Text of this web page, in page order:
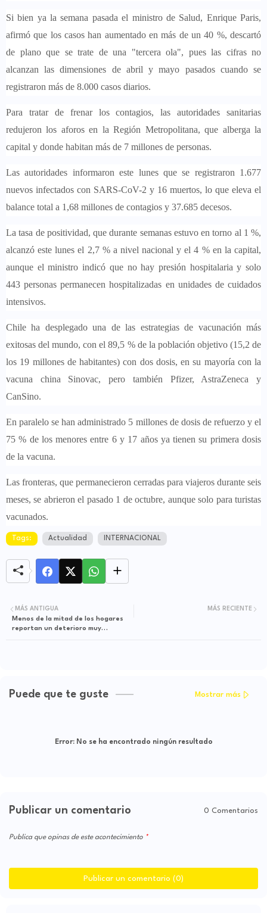
Si bien ya la semana pasada el ministro de Salud, Enrique Paris,
afirmó que los casos han aumentado en más de un 40 %, descartó
de plano que se trate de una "tercera ola", pues las cifras no
alcanzan las dimensiones de abril y mayo pasadoscuando se
registraron más de 8.000 casos diarios.
Para tratar de frenar los contagios,las autoridades sanitarias
redujeron los aforos en la Región Metropolitana, que alberga la
capital y donde habitan más de 7 millones de personas.
Las autoridades informaron este lunes quese registraron 1.677
nuevos infectados con SARS-CoV-2 y 16 muertos, lo que eleva el
balance total a 1,68 millones de contagios y 37.685 decesos.
La tasa de positividad, que durante semanas estuvo en torno al 1 %,
alcanzó este lunes el 2,7 % a nivel nacional y el 4 % en la capital,
aunque el ministro indicó que no hay presión hospitalaria y solo
443 personas permanecen hospitalizadas en unidades de cuidados
intensivos.
Chile ha desplegado una de las estrategias de vacunación más
exitosas del mundo, conel 89,5 % de la población objetivo (15,2 de
los 19 millones de habitantes) con dos dosis, en su mayoría con la
vacuna china Sinovac, pero también Pfizer, AstraZeneca y
CanSino.
En paralelose han administrado 5 millones de dosis de refuerzoy el
75 % de los menores entre 6 y 17 años ya tienen su primera dosis
de la vacuna.
Las fronteras, que permanecieron cerradas para viajeros durante seis
meses, se abrieron el pasado 1 de octubre, aunque solo para turistas
vacunados.
Tags: Actualidad INTERNACIONAL
MÁS RECIENTE
MÁS ANTIGUA
Menos de la mitad de los hogares
reportan un deterioro muy
Puede que te guste Mostrar más
Error:No se ha encontrado ningún resultado
Publicar un comentario 0 Comentarios
Publica que opinas de este acontecimiento
Publicar un comentario (0)